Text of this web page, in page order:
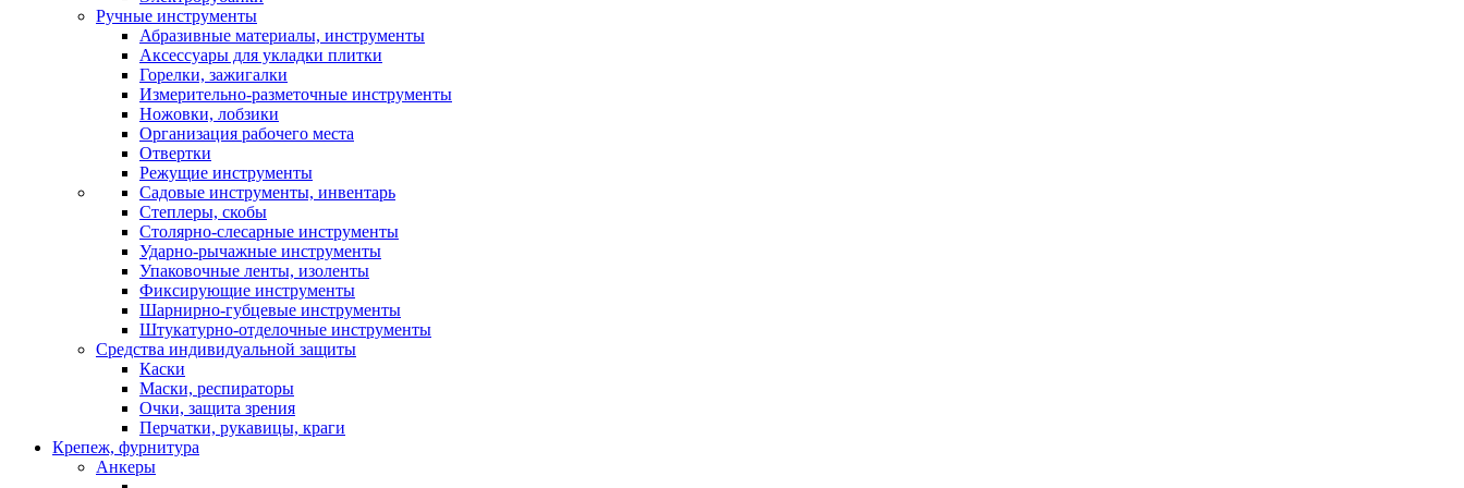
Ручные инструменты
Абразивные материалы, инструменты
Аксессуары для укладки плитки
Горелки, зажигалки
Измерительно-разметочные инструменты
Ножовки, лобзики
Организация рабочего места
Отвертки
Режущие инструменты
Садовые инструменты, инвентарь
Степлеры, скобы
Столярно-слесарные инструменты
Ударно-рычажные инструменты
Упаковочные ленты, изоленты
Фиксирующие инструменты
Шарнирно-губцевые инструменты
Штукатурно-отделочные инструменты
Средства индивидуальной защиты
Каски
Маски, респираторы
Очки, защита зрения
Перчатки, рукавицы, краги
Крепеж, фурнитура
Анкеры